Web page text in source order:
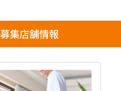
募集店舗情報